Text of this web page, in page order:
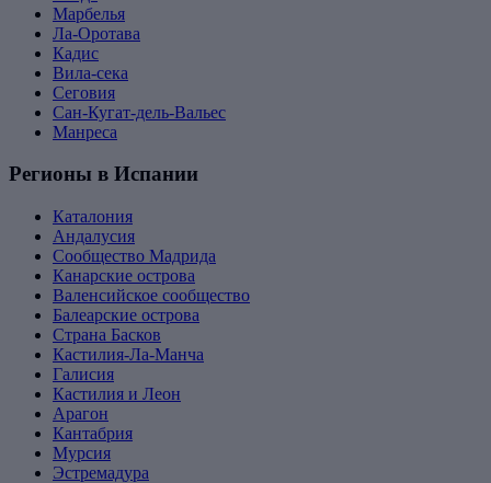
Марбелья
Ла-Оротава
Кадис
Вила-сека
Сеговия
Сан-Кугат-дель-Вальес
Манреса
Регионы в Испании
Каталония
Андалусия
Сообщество Мадрида
Канарские острова
Валенсийское сообщество
Балеарские острова
Страна Басков
Кастилия-Ла-Манча
Галисия
Кастилия и Леон
Арагон
Кантабрия
Мурсия
Эстремадура